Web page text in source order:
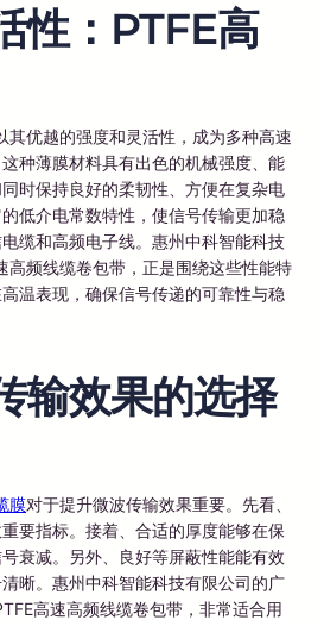
性：PTFE高
其优越的强度和灵活性，成为多种高速
种薄膜材料具有出色的机械强度、能
时保持良好的柔韧性、方便在复杂电
低介电常数特性，使信号传输更加稳
缆和高频电子线。惠州中科智能科技
高频线缆卷包带，正是围绕这些性能特
温表现，确保信号传递的可靠性与稳
输效果的选择
膜对于提升微波传输效果重要。先看、
要指标。接着、合适的厚度能够在保
衰减。另外、良好等屏蔽性能能有效
晰。惠州中科智能科技有限公司的广
高速高频线缆卷包带，非常适合用